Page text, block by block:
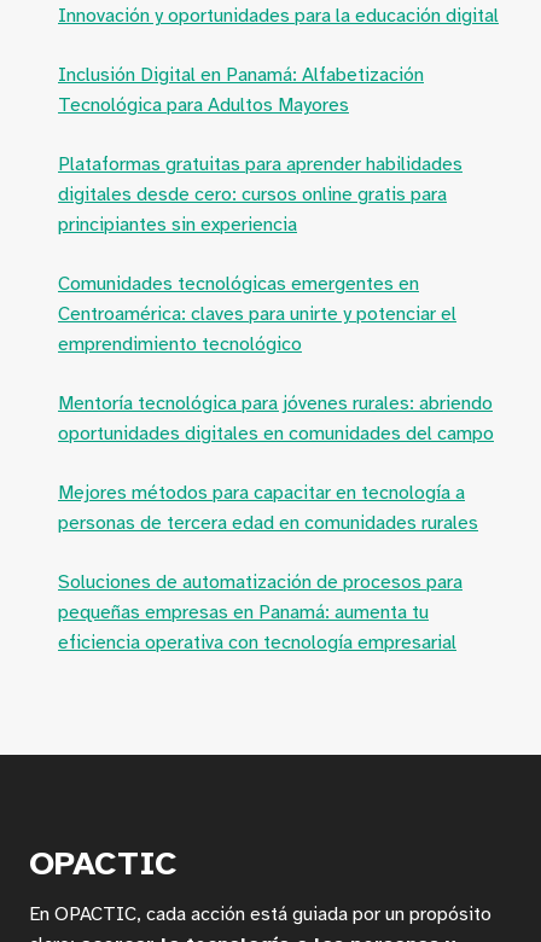
Innovación y oportunidades para la educación digital
Inclusión Digital en Panamá: Alfabetización
Tecnológica para Adultos Mayores
Plataformas gratuitas para aprender habilidades
digitales desde cero: cursos online gratis para
principiantes sin experiencia
Comunidades tecnológicas emergentes en
Centroamérica: claves para unirte y potenciar el
emprendimiento tecnológico
Mentoría tecnológica para jóvenes rurales: abriendo
oportunidades digitales en comunidades del campo
Mejores métodos para capacitar en tecnología a
personas de tercera edad en comunidades rurales
Soluciones de automatización de procesos para
pequeñas empresas en Panamá: aumenta tu
eficiencia operativa con tecnología empresarial
OPACTIC
En OPACTIC, cada acción está guiada por un propósito